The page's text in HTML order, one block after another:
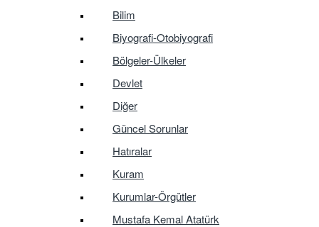
Bilim
Biyografi-Otobiyografi
Bölgeler-Ülkeler
Devlet
Diğer
Güncel Sorunlar
Hatıralar
Kuram
Kurumlar-Örgütler
Mustafa Kemal Atatürk